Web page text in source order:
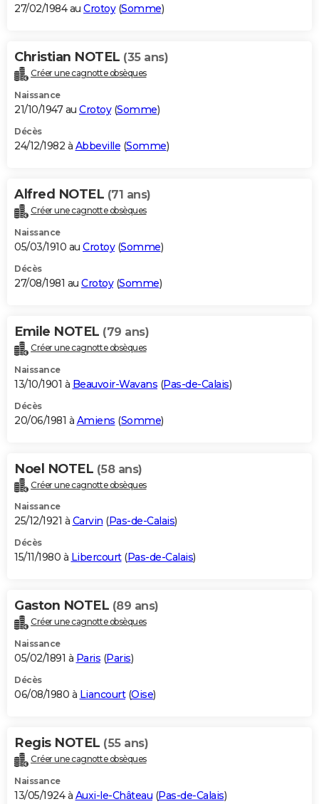
27/02/1984 au Crotoy(Somme)
Christian NOTEL (35 ans)
Créer une cagnotte obsèques
Naissance
21/10/1947 au Crotoy(Somme)
Décès
24/12/1982 à Abbeville (Somme)
Alfred NOTEL (71 ans)
Créer une cagnotte obsèques
Naissance
05/03/1910 au Crotoy(Somme)
Décès
27/08/1981 au Crotoy(Somme)
Emile NOTEL (79 ans)
Créer une cagnotte obsèques
Naissance
13/10/1901 à Beauvoir-Wavans (Pas-de-Calais)
Décès
20/06/1981 à Amiens (Somme)
Noel NOTEL (58 ans)
Créer une cagnotte obsèques
Naissance
25/12/1921 à Carvin (Pas-de-Calais)
Décès
15/11/1980 à Libercourt(Pas-de-Calais)
Gaston NOTEL (89 ans)
Créer une cagnotte obsèques
Naissance
05/02/1891 à Paris (Paris)
Décès
06/08/1980 à Liancourt(Oise)
Regis NOTEL (55 ans)
Créer une cagnotte obsèques
Naissance
13/05/1924 à Auxi-le-Château (Pas-de-Calais)